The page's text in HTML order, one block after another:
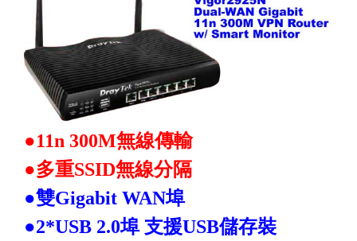
●11n 300M無線傳輸
●多重SSID無線分隔
●雙Gigabit WAN埠
●2*USB 2.0埠 支援USB儲存裝